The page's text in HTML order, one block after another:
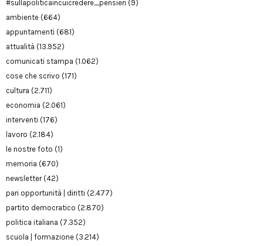
#sullapoliticaincuicredere_pensieri (9)
ambiente (664)
appuntamenti (681)
attualità (13.952)
comunicati stampa (1.062)
cose che scrivo (171)
cultura (2.711)
economia (2.061)
interventi (176)
lavoro (2.184)
le nostre foto (1)
memoria (670)
newsletter(42)
pari opportunità | diritti (2.477)
partito democratico (2.870)
politica italiana (7.352)
scuola | formazione (3.214)